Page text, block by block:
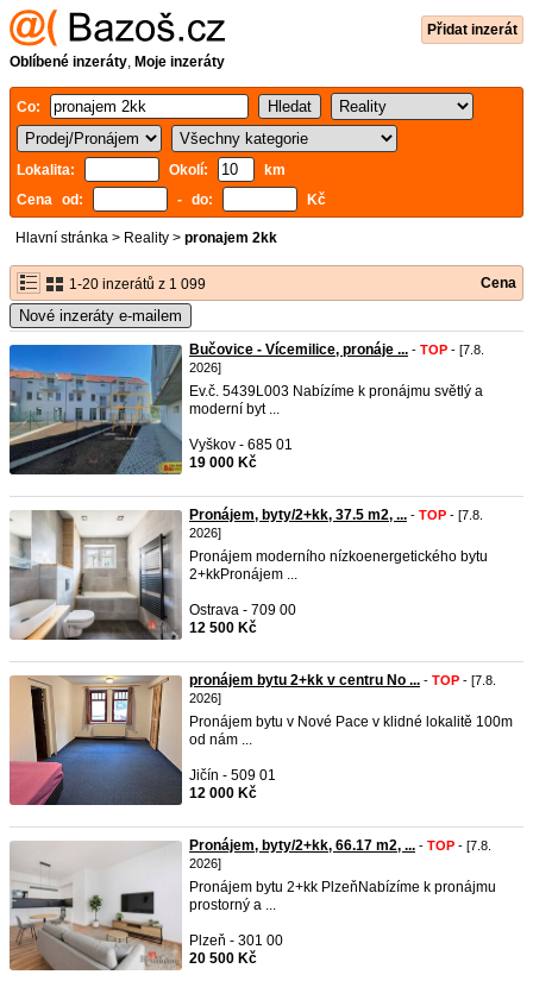
Přidat inzerát
Oblíbené inzeráty, Moje inzeráty
Co:
Lokalita: Okolí:
km
Cena od:
- do: Kč
Hlavní stránka > Reality > pronajem 2kk
1-20 inzerátů z 1 099 Cena
Nové inzeráty e-mailem
Bučovice - Vícemilice, pronáje ... - TOP - [7.8.
2026]
Ev.č. 5439L003 Nabízíme k pronájmu světlý a
moderní byt ...
Vyškov - 685 01
19 000 Kč
Pronájem, byty/2+kk, 37.5 m2, ... - TOP - [7.8.
2026]
Pronájem moderního nízkoenergetického bytu
2+kkPronájem ...
Ostrava - 709 00
12 500 Kč
pronájem bytu 2+kk v centru No ... - TOP - [7.8.
2026]
Pronájem bytu v Nové Pace v klidné lokalitě 100m
od nám ...
Jičín - 509 01
12 000 Kč
Pronájem, byty/2+kk, 66.17 m2, ... - TOP - [7.8.
2026]
Pronájem bytu 2+kk PlzeňNabízíme k pronájmu
prostorný a ...
Plzeň - 301 00
20 500 Kč